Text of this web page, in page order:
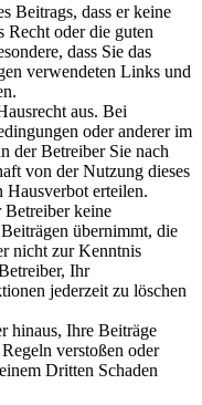
Beitrags, dass er keine
Recht oder die guten
dass Sie das
verwendeten Links und
aus. Bei
oder anderer im
der Betreiber Sie nach
von der Nutzung dieses
Hausverbot erteilen.
Betreiber keine
übernimmt, die
nicht zur Kenntnis
Ihr
jederzeit zu löschen
hinaus, Ihre Beiträge
verstoßen oder
Dritten Schaden